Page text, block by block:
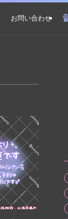
お問い合わせ